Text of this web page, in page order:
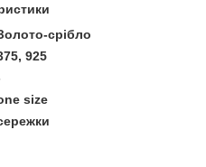
срібло
925
size